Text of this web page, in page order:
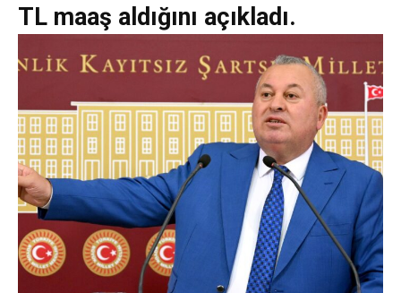
TL maaş aldığını açıkladı.